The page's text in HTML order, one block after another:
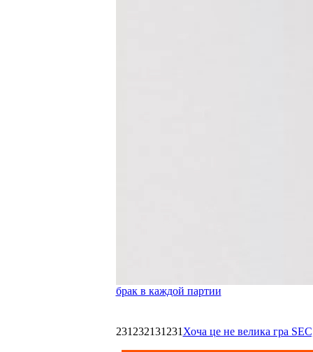
брак в каждой партии
231232131231 Хоча це не велика гра